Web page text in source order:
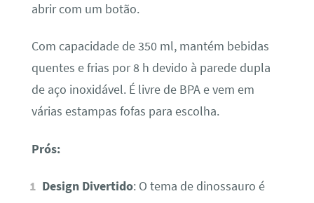
abrir com um botão.
Com capacidade de 350 ml, mantém bebidas
quentes e frias por 8 h devido à parede dupla
de aço inoxidável. É livre de BPA e vem em
várias estampas fofas para escolha.
Prós:
Design Divertido: O tema de dinossauro é